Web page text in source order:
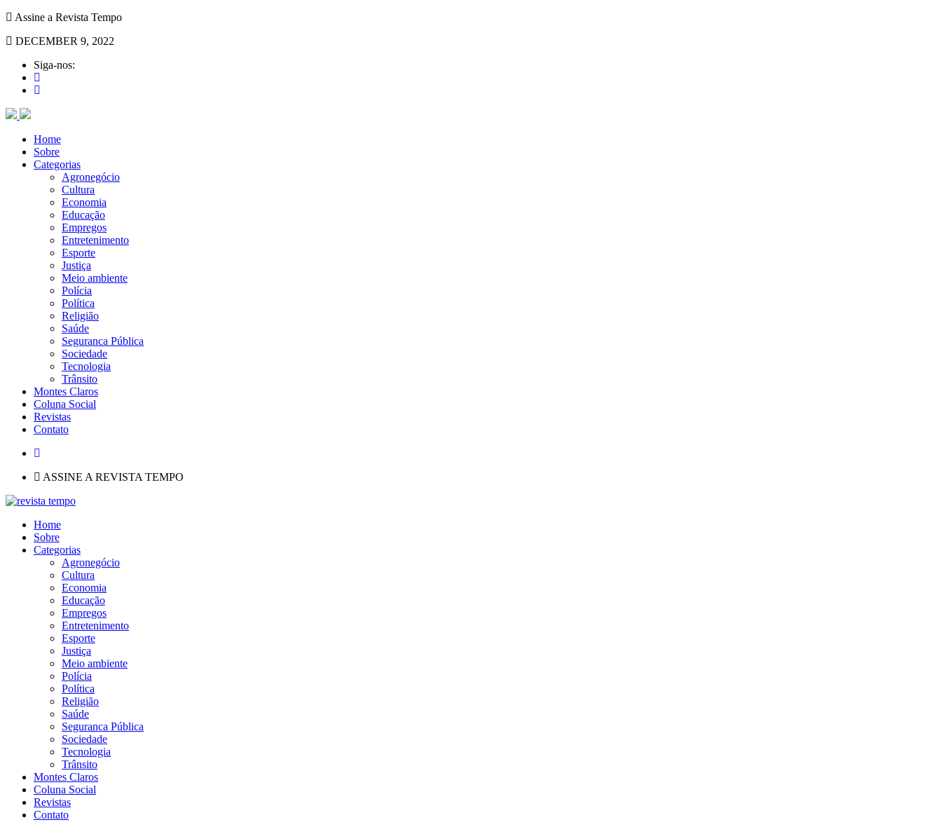
Assine a Revista Tempo
DECEMBER 9, 2022
Siga-nos:
Home
Sobre
Categorias
Agronegócio
Cultura
Economia
Educação
Empregos
Entretenimento
Esporte
Justiça
Meio ambiente
Polícia
Política
Religião
Saúde
Seguranca Pública
Sociedade
Tecnologia
Trânsito
Montes Claros
Coluna Social
Revistas
Contato
ASSINE A REVISTA TEMPO
Home
Sobre
Categorias
Agronegócio
Cultura
Economia
Educação
Empregos
Entretenimento
Esporte
Justiça
Meio ambiente
Polícia
Política
Religião
Saúde
Seguranca Pública
Sociedade
Tecnologia
Trânsito
Montes Claros
Coluna Social
Revistas
Contato